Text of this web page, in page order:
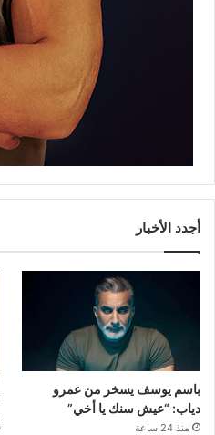
أجدد الأخبار
باسم يوسف يسخر من عمرو
دياب: “عيش سنك يا أخي”
منذ 24 ساعة